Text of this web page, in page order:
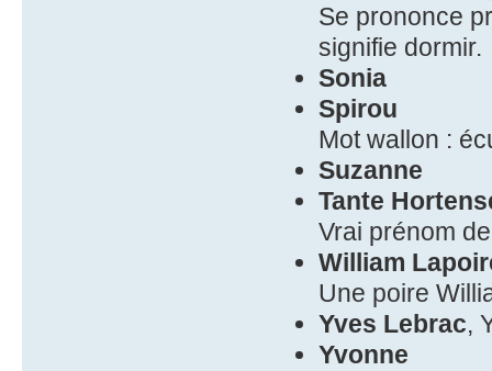
Se prononce
signifie dormir.
Sonia
Spirou
Mot wallon :
Suzanne
Tante
Vrai prénom
William
Une poire
Yves Lebrac,
Yvonne